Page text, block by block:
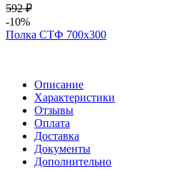
592 ₽
-10%
Полка СТФ 700х300
Описание
Характеристики
Отзывы
Оплата
Доставка
Документы
Дополнительно